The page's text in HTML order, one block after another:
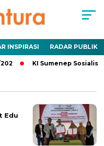
INSPIRASI RADAR PUBLIK
KI Sumenep
Edu